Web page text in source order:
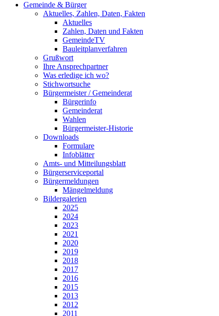
Gemeinde & Bürger
Aktuelles, Zahlen, Daten, Fakten
Aktuelles
Zahlen, Daten und Fakten
GemeindeTV
Bauleitplanverfahren
Grußwort
Ihre Ansprechpartner
Was erledige ich wo?
Stichwortsuche
Bürgermeister / Gemeinderat
Bürgerinfo
Gemeinderat
Wahlen
Bürgermeister-Historie
Downloads
Formulare
Infoblätter
Amts- und Mitteilungsblatt
Bürgerserviceportal
Bürgermeldungen
Mängelmeldung
Bildergalerien
2025
2024
2023
2021
2020
2019
2018
2017
2016
2015
2013
2012
2011